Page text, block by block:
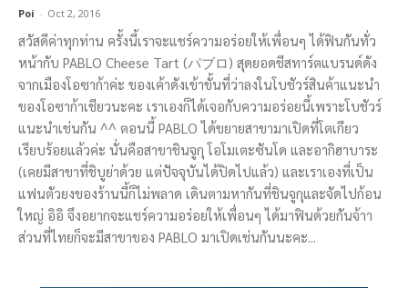
Poi - Oct 2, 2016
สวัสดีค่าทุกท่าน ครั้งนี้เราจะแชร์ความอร่อยให้เพื่อนๆ ได้ฟินกันทั่ว
หน้ากับ PABLO Cheese Tart (パブロ) สุดยอดชีสทาร์ตแบรนด์ดัง
จากเมืองโอซาก้าค่ะ ของเค้าดังเข้าขั้นที่ว่าลงในโบชัวร์สินค้าแนะนำ
ของโอซาก้าเชียวนะคะ เราเองก็ได้เจอกับความอร่อยนี้เพราะโบชัวร์
แนะนำเช่นกัน ^^ ตอนนี้ PABLO ได้ขยายสาขามาเปิดที่โตเกียว
เรียบร้อยแล้วค่ะ นั่นคือสาขาชินจูกุ โอโมเตะซันโด และอากิฮาบาระ
(เคยมีสาขาที่ชิบูย่าด้วย แต่ปัจจุบันได้ปิดไปแล้ว) และเราเองที่เป็น
แฟนตัวยงของร้านนี้ก็ไม่พลาด เดินตามหากันที่ชินจูกุและจัดไปก้อน
ใหญ่ อิอิ จึงอยากจะแชร์ความอร่อยให้เพื่อนๆ ได้มาฟินด้วยกันจ้าา
ส่วนที่ไทยก็จะมีสาขาของ PABLO มาเปิดเช่นกันนะคะ...